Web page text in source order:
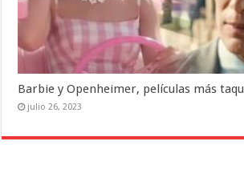
Barbie y Openheimer, películas más
julio 26, 2023